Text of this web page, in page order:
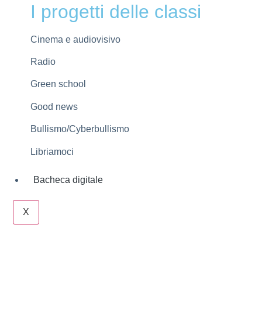
I progetti delle classi
Cinema e audiovisivo
Radio
Green school
Good news
Bullismo/Cyberbullismo
Libriamoci
Bacheca digitale
X